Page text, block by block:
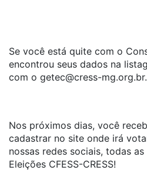
Se você está quite com o
encontrou seus dados na
com o getec@cress-mg.org.br.
Nos próximos dias, você
cadastrar no site onde irá
nossas redes sociais, todas
Eleições CFESS-CRESS!